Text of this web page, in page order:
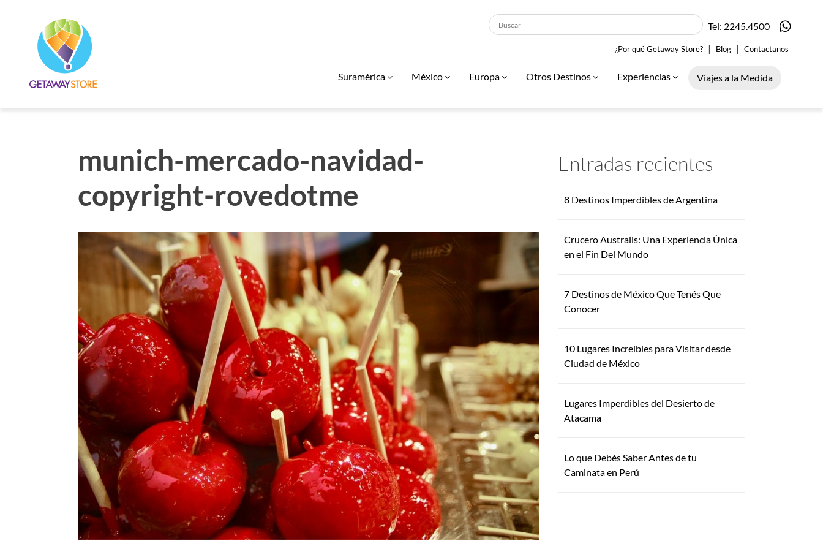
Tel: 2245.4500
¿Por qué Getaway Store? | Blog | Contactanos
Suramérica México Europa Otros Destinos Experiencias Viajes a la Medida
munich-mercado-navidad-
copyright-rovedotme
Entradas recientes
8 Destinos Imperdibles de Argentina
Crucero Australis: Una Experiencia Única
en el Fin Del Mundo
7 Destinos de México Que Tenés Que
Conocer
10 Lugares Increíbles para Visitar desde
Ciudad de México
Lugares Imperdibles del Desierto de
Atacama
Lo que Debés Saber Antes de tu
Caminata en Perú